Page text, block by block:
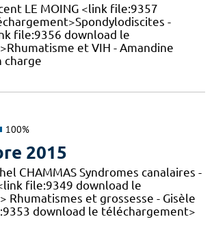
LE MOING <link file:9357
-
file:9356 download le
et VIH - Amandine
charge
100%
2015
CHAMMAS Syndromes canalaires -
file:9349 download le
Rhumatismes et grossesse - Gisèle
download le téléchargement>